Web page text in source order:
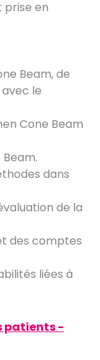
prise en
Beam, de
le
Cone Beam
dans
de la
des comptes
liées à
patients -